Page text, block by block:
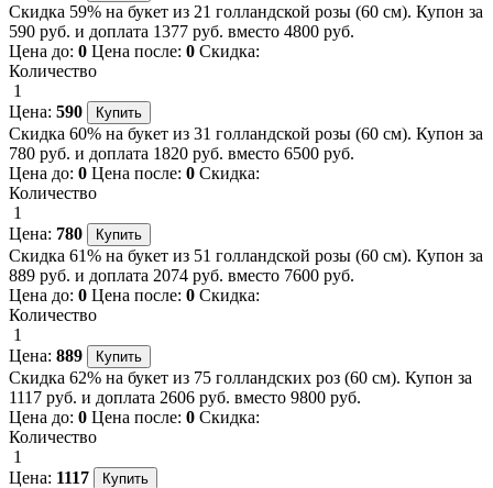
Скидка 59% на букет из 21 голландской розы (60 см). Купон за
590 руб. и доплата 1377 руб. вместо 4800 руб.
Цена до: 0 Цена после: 0 Скидка:
Количество
1
Цена: 590
Скидка 60% на букет из 31 голландской розы (60 см). Купон за
780 руб. и доплата 1820 руб. вместо 6500 руб.
Цена до: 0 Цена после: 0 Скидка:
Количество
1
Цена: 780
Скидка 61% на букет из 51 голландской розы (60 см). Купон за
889 руб. и доплата 2074 руб. вместо 7600 руб.
Цена до: 0 Цена после: 0 Скидка:
Количество
1
Цена: 889
Скидка 62% на букет из 75 голландских роз (60 см). Купон за
1117 руб. и доплата 2606 руб. вместо 9800 руб.
Цена до: 0 Цена после: 0 Скидка:
Количество
1
Цена: 1117